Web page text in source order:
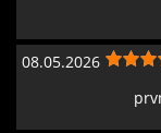
08.05.2026